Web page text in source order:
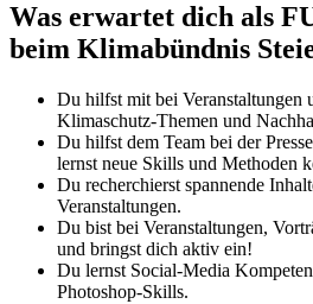
Was erwartet dich als
beim Klimabündnis
Du hilfst mit bei Veranstaltungen
Klimaschutz-Themen und
Du hilfst dem Team bei der
lernst neue Skills und Methoden
Du recherchierst spannende
Veranstaltungen.
Du bist bei Veranstaltungen,
und bringst dich aktiv ein!
Du lernst Social-Media
Photoshop-Skills.